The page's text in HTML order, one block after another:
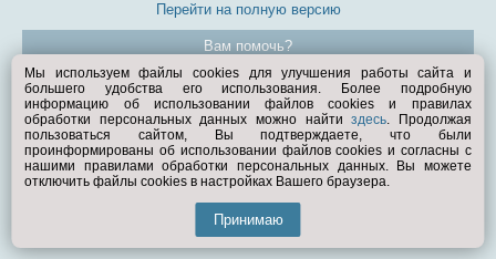
Перейти на полную версию
Вам помочь?
© Exist.ru 1998—2026
Мы используем файлы cookies для улучшения работы сайта и
большего удобства его использования. Более подробную
информацию об использовании файлов cookies и правилах
обработки персональных данных можно найтиздесь. Продолжая
пользоваться сайтом, Вы подтверждаете, что были
проинформированы об использовании файлов cookies и согласны с
нашими правилами обработки персональных данных. Вы можете
отключить файлы cookies в настройках Вашего браузера.
Принимаю